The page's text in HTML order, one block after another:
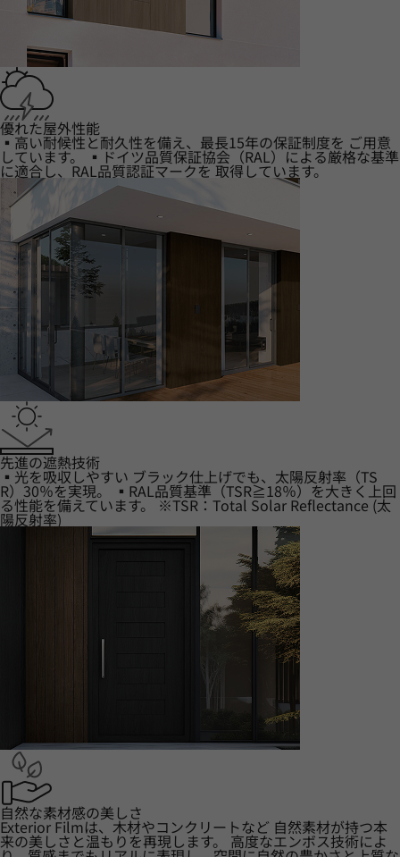
優れた屋外性能
▪高い耐候性と耐久性を備え、最長15年の保証制度を ご用意
しています。 ▪ドイツ品質保証協会（RAL）による厳格な基準
に適合し、RAL品質認証マークを 取得しています。
先進の遮熱技術
▪光を吸収しやすい ブラック仕上げでも、太陽反射率（TS
R）30％を実現。 ▪RAL品質基準（TSR≧18％）を大きく上回
る性能を備えています。 ※TSR：Total Solar Reflectance (太
陽反射率)
自然な素材感の美しさ
Exterior Filmは、木材やコンクリートなど 自然素材が持つ本
来の美しさと温もりを再現します。 高度なエンボス技術によ